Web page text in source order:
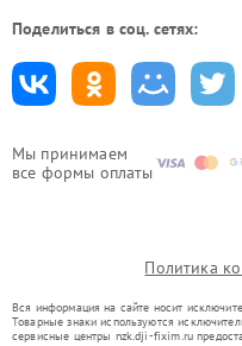
Мы принимаем
все формы оплаты
Поделиться в соц. сетях:
Политика
Вся информация на сайте носит
Товарные знаки используются
сервисные центры nzk.dji-fixim.ru